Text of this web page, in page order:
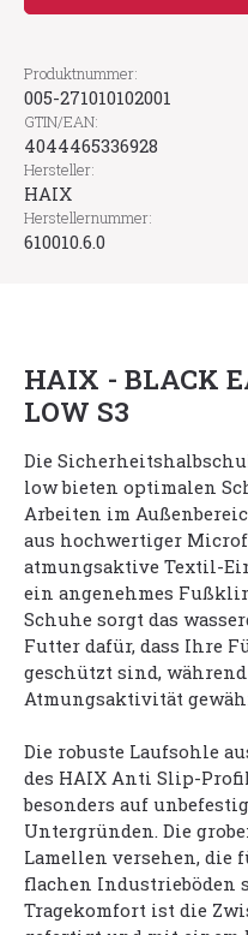
Produktnummer:
005-271010102001
GTIN/EAN:
4044465336928
Hersteller:
HAIX
Herstellernummer:
610010.6.0
HAIX - BLACK
LOW S3
Die
low bieten optimalen
Arbeiten im
aus hochwertiger
atmungsaktive Textil-
ein angenehmes
Schuhe sorgt das
Futter dafür, dass Ihre
geschützt sind,
Atmungsaktivität
Die robuste Laufsohle
des HAIX Anti Slip-
besonders auf
Untergründen. Die
Lamellen versehen, die
flachen Industrieböden
Tragekomfort ist die